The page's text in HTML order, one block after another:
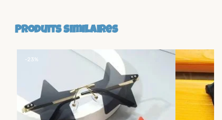
Produits similaires
-23%